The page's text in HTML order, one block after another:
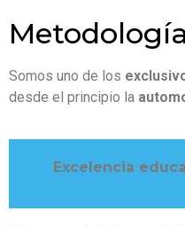
Somos uno de los
desde el principio la
Excelencia